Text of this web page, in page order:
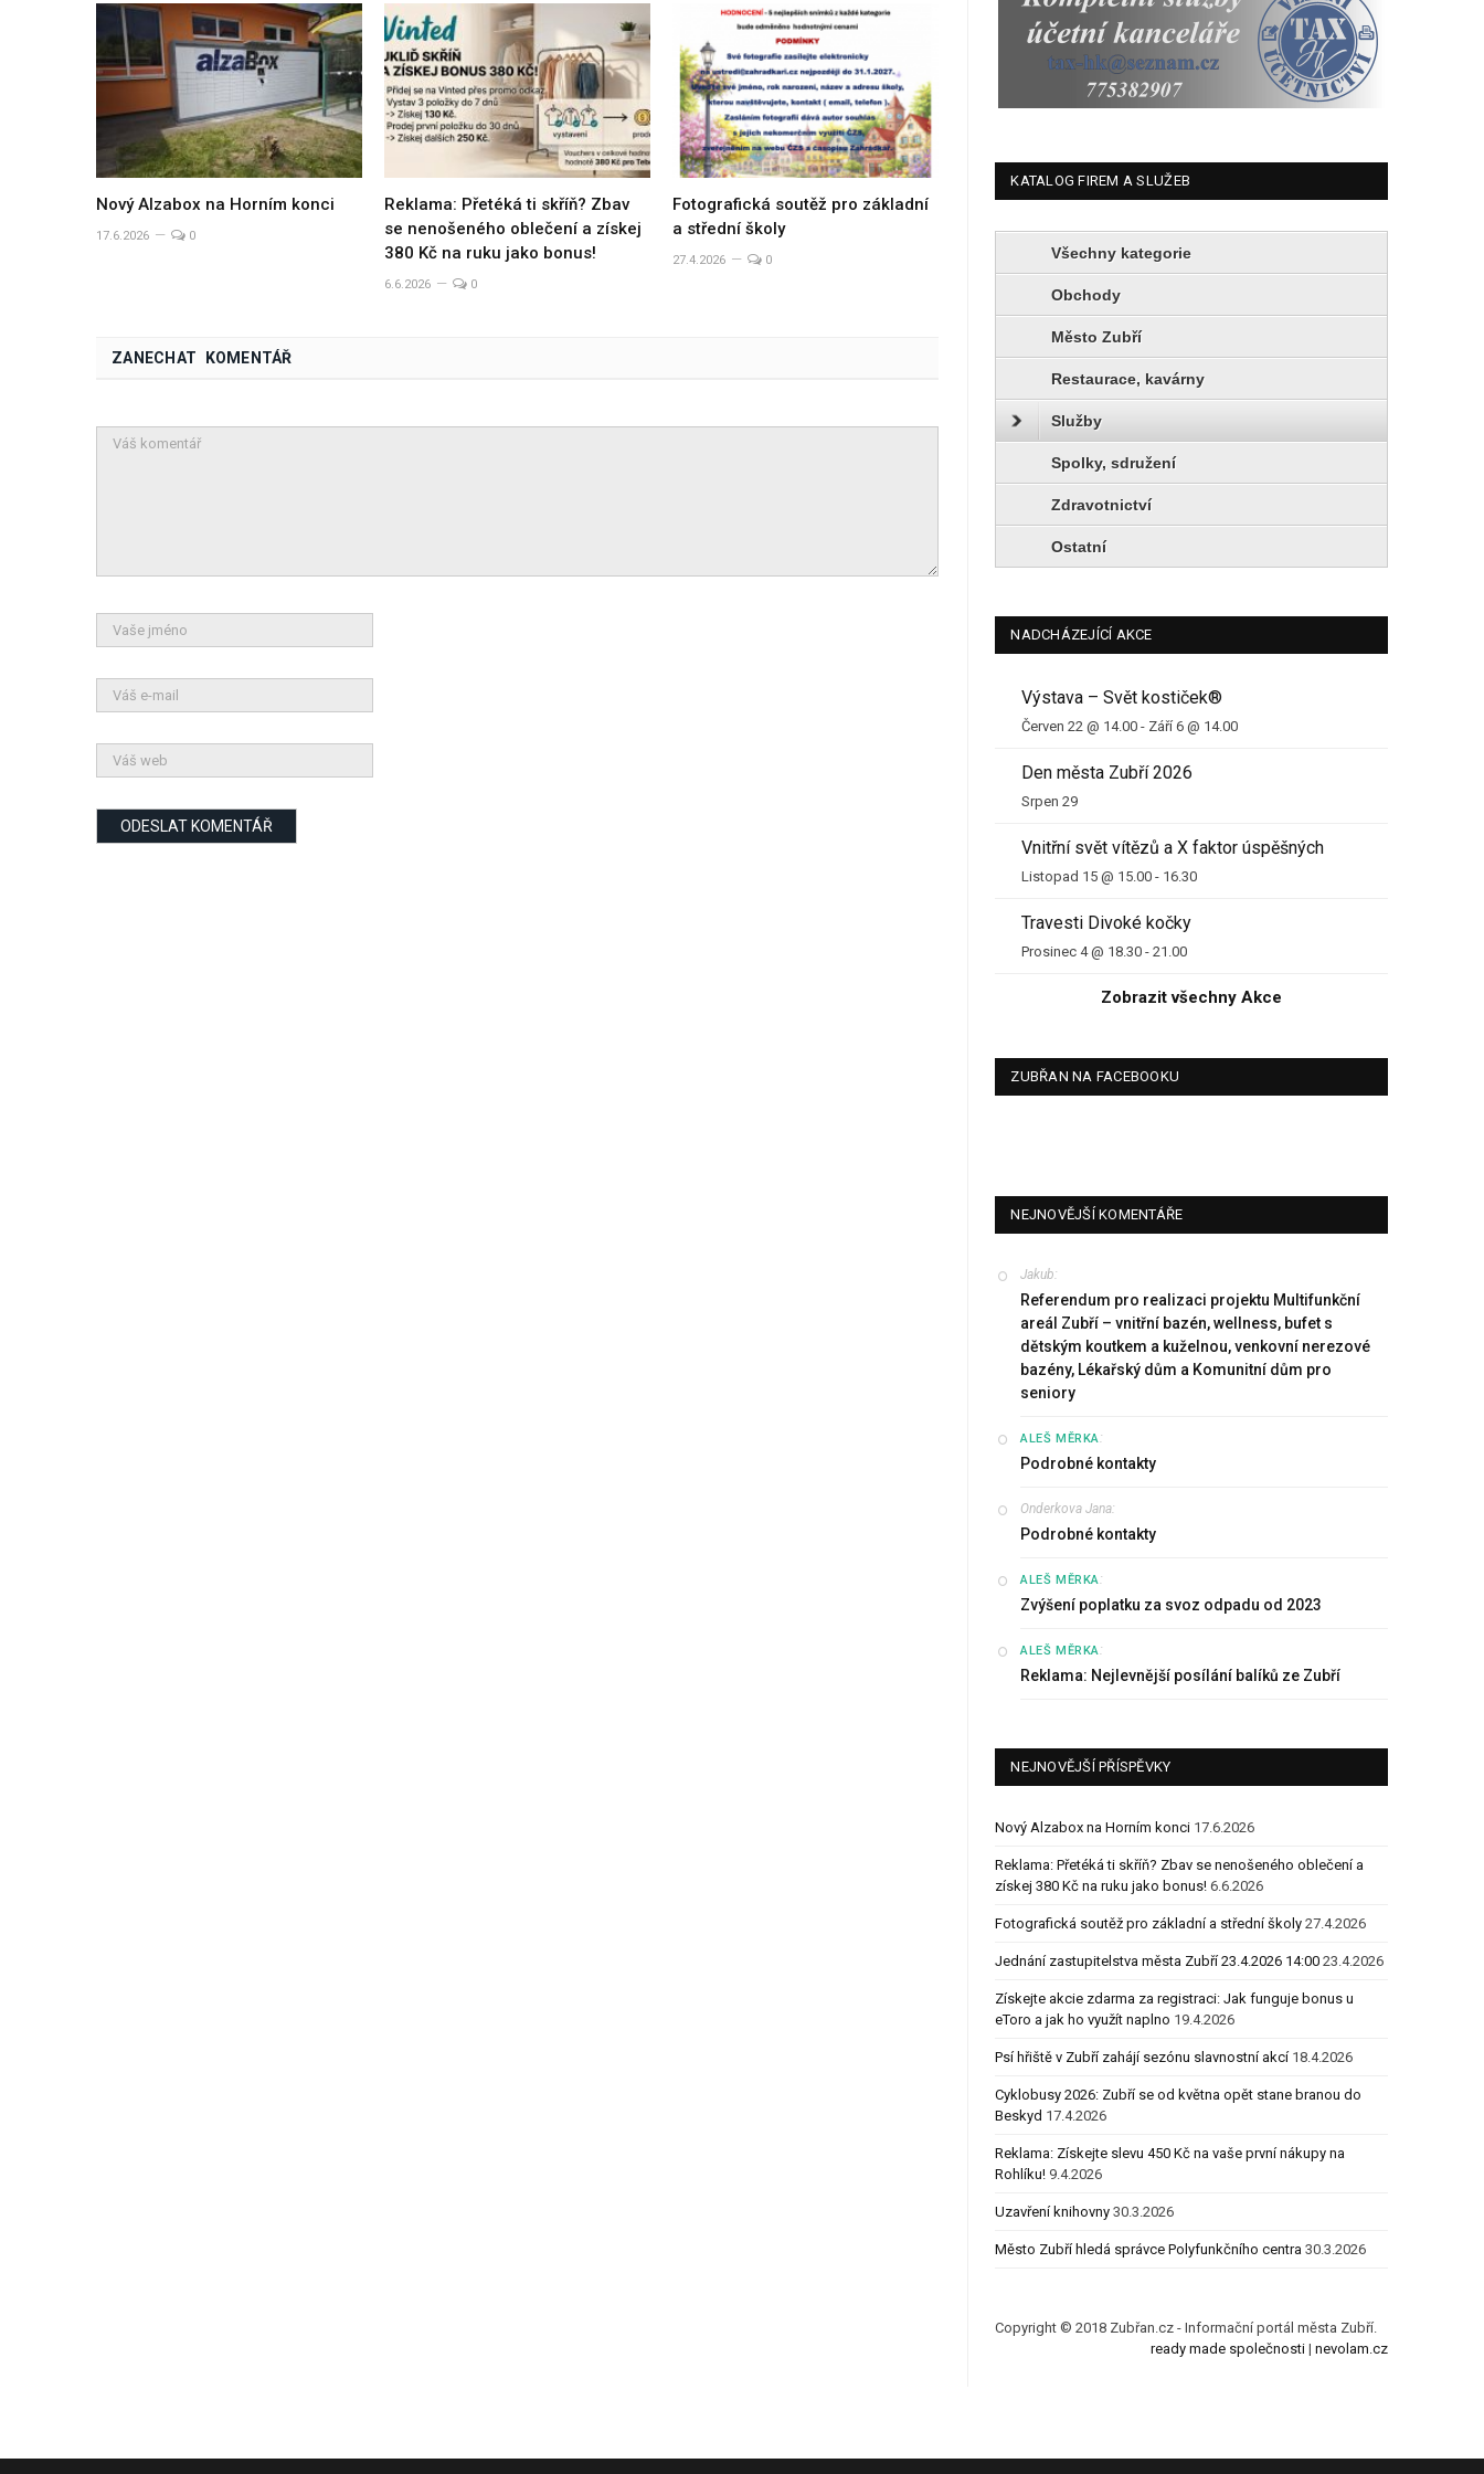
Nový Alzabox na Horním konci
17.6.2026 0
Reklama: Přetéká ti skříň? Zbav
se nenošeného oblečení a získej
380 Kč na ruku jako bonus!
6.6.2026 0
Fotografická soutěž pro základní
a střední školy
27.4.2026 0
ZANECHAT KOMENTÁŘ
KATALOG FIREM A SLUŽEB
Všechny kategorie
Obchody
Město Zubří
Restaurace, kavárny
Služby
Spolky, sdružení
Zdravotnictví
Ostatní
NADCHÁZEJÍCÍ AKCE
Výstava – Svět kostiček®
Červen 22 @ 14.00 - Září 6 @ 14.00
Den města Zubří 2026
Srpen 29
Vnitřní svět vítězů a X faktor úspěšných
Listopad 15 @ 15.00 - 16.30
Travesti Divoké kočky
Prosinec 4 @ 18.30 -21.00
Zobrazit všechny Akce
ZUBŘAN NA FACEBOOKU
NEJNOVĚJŠÍ KOMENTÁŘE
Jakub:
Referendum pro realizaci projektu Multifunkční
areál Zubří – vnitřní bazén, wellness, bufet s
dětským koutkem a kuželnou, venkovní nerezové
bazény, Lékařský dům a Komunitní dům pro
seniory
ALEŠ MĚRKA:
Podrobné kontakty
Onderkova Jana:
Podrobné kontakty
ALEŠ MĚRKA:
Zvýšení poplatku za svoz odpadu od 2023
ALEŠ MĚRKA:
Reklama: Nejlevnější posílání balíků ze Zubří
NEJNOVĚJŠÍ PŘÍSPĚVKY
Nový Alzabox na Horním konci 17.6.2026
Reklama: Přetéká ti skříň? Zbav se nenošeného oblečení a
získej 380 Kč na ruku jako bonus! 6.6.2026
Fotografická soutěž pro základní a střední školy 27.4.2026
Jednání zastupitelstva města Zubří 23.4.2026 14:00 23.4.2026
Získejte akcie zdarma za registraci: Jak funguje bonus u
eToro a jak ho využít naplno 19.4.2026
Psí hřiště v Zubří zahájí sezónu slavnostní akcí 18.4.2026
Cyklobusy 2026: Zubří se od května opět stane branou do
Beskyd 17.4.2026
Reklama: Získejte slevu 450 Kč na vaše první nákupy na
Rohlíku! 9.4.2026
Uzavření knihovny 30.3.2026
Město Zubří hledá správce Polyfunkčního centra 30.3.2026
Copyright © 2018 Zubřan.cz - Informační portál města Zubří.
ready made společnosti| nevolam.cz